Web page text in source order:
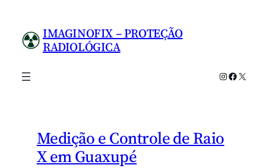
conteúdo
IMAGINOFIX – PROTEÇÃO
RADIOLÓGICA
Instagram
X
Medição e Controle de Raio
X em Guaxupé